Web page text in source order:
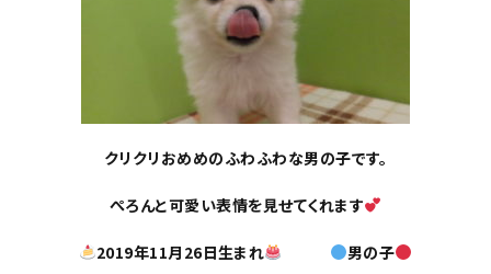
クリクリおめめのふわふわな男の子です。
ぺろんと可愛い表情を見せてくれます
2019年11月26日生まれ 男の子